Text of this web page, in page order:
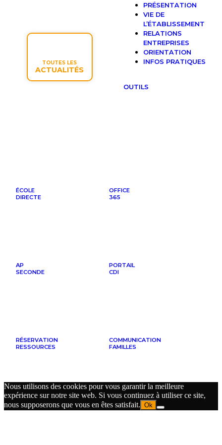
TOUTES LES
ACTUALITÉS
PRÉSENTATION
VIE DE
L’ÉTABLISSEMENT
RELATIONS
ENTREPRISES
ORIENTATION
INFOS PRATIQUES
OUTILS
ÉCOLE
DIRECTE
OFFICE
365
AP
SECONDE
PORTAIL
CDI
RÉSERVATION
RESSOURCES
COMMUNICATION
FAMILLES
Nous utilisons des cookies pour vous garantir la meilleure
expérience sur notre site web. Si vous continuez à utiliser ce site,
nous supposerons que vous en êtes satisfait. Ok